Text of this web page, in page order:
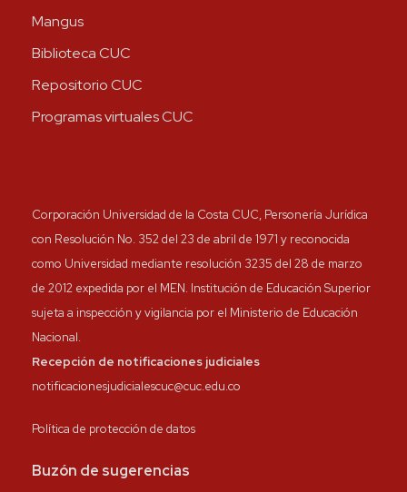
Mangus
Biblioteca CUC
Repositorio CUC
Programas virtuales CUC
Corporación Universidad de la Costa CUC, Personería Jurídica
con Resolución No. 352 del 23 de abril de 1971 y reconocida
como Universidad mediante resolución 3235 del 28 de marzo
de 2012 expedida por el MEN. Institución de Educación Superior
sujeta a inspección y vigilancia por el Ministerio de Educación
Nacional.
Recepción de notificaciones judiciales
notificacionesjudicialescuc@cuc.edu.co
Política de protección de datos
Buzón de sugerencias